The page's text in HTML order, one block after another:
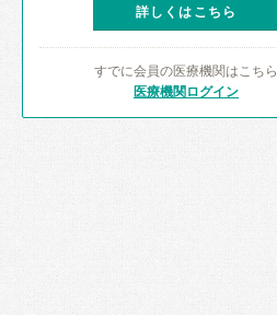
詳しくはこちら
すでに会員の医療機関はこちら
医療機関ログイン